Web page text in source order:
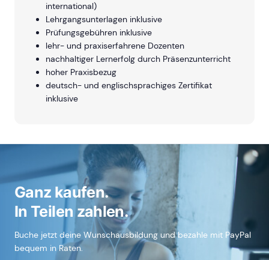
international)
Lehrgangsunterlagen inklusive
Prüfungsgebühren inklusive
lehr- und praxiserfahrene Dozenten
nachhaltiger Lernerfolg durch Präsenzunterricht
hoher Praxisbezug
deutsch- und englischsprachiges Zertifikat
inklusive
Ganz kaufen.
In Teilen zahlen.
Buche jetzt deine Wunschausbildung und bezahle mit PayPal
bequem in Raten.